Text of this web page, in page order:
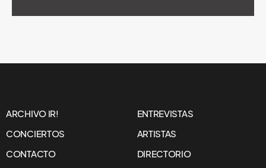
ARCHIVO IR!
ENTREVISTAS
CONCIERTOS
ARTISTAS
CONTACTO
DIRECTORIO